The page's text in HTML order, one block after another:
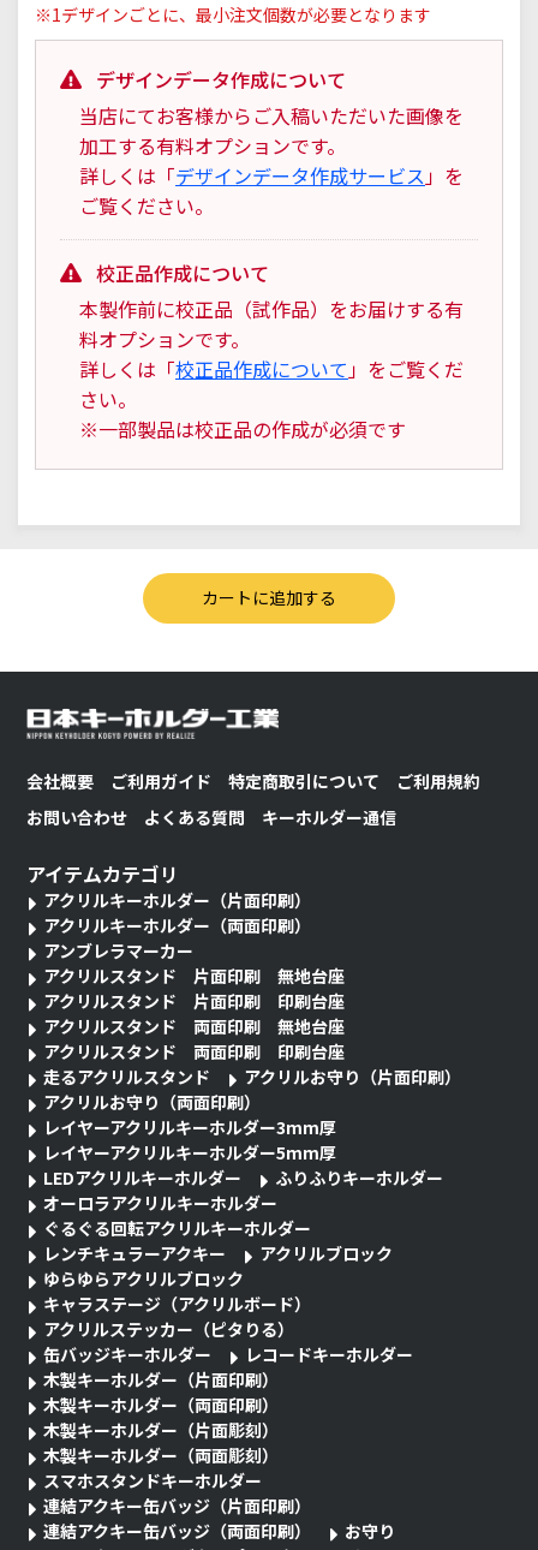
※1デザインごとに、最小注文個数が必要となります
デザインデータ作成について
当店にてお客様からご入稿いただいた画像を
加工する有料オプションです。
詳しくは「デザインデータ作成サービス 」を
ご覧ください。
校正品作成について
本製作前に校正品（試作品）をお届けする有
料オプションです。
詳しくは「校正品作成について 」をご覧くだ
さい。
※一部製品は校正品の作成が必須です
会社概要 ご利用ガイド 特定商取引について
ご利用規約
お問い合わせ
よくある質問 キーホルダー通信
アイテムカテゴリ
アクリルキーホルダー（片面印刷）
アクリルキーホルダー（両面印刷）
アンブレラマーカー
アクリルスタンド 片面印刷 無地台座
アクリルスタンド 片面印刷 印刷台座
アクリルスタンド 両面印刷 無地台座
アクリルスタンド 両面印刷 印刷台座
走るアクリルスタンド
アクリルお守り（片面印刷）
アクリルお守り（両面印刷）
レイヤーアクリルキーホルダー3mm厚
レイヤーアクリルキーホルダー5mm厚
LEDアクリルキーホルダー
ふりふりキーホルダー
オーロラアクリルキーホルダー
ぐるぐる回転アクリルキーホルダー
レンチキュラーアクキー
アクリルブロック
ゆらゆらアクリルブロック
キャラステージ（アクリルボード）
アクリルステッカー（ピタりる）
缶バッジキーホルダー
レコードキーホルダー
木製キーホルダー（片面印刷）
木製キーホルダー（両面印刷）
木製キーホルダー（片面彫刻）
木製キーホルダー（両面彫刻）
スマホスタンドキーホルダー
連結アクキー缶バッジ（片面印刷）
連結アクキー缶バッジ（両面印刷）
お守り